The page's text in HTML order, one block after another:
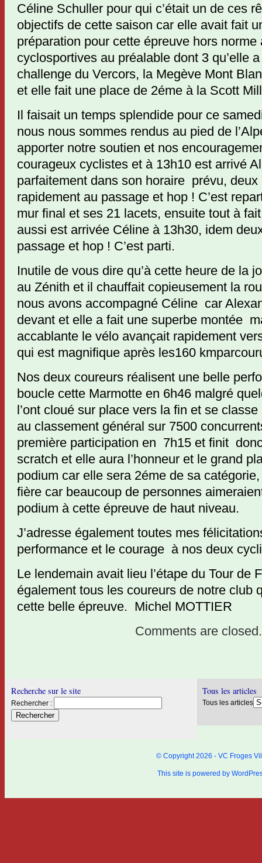
Céline Schuller pour qui c’était un de ces
objectifs de cette saison car elle avait fait
préparation pour cette épreuve hors norme
cyclosportives au préalable dont 3 qu’elle
challenge du Vercors, la Megève Mont
et elle fait une place de 2éme à la Scott
Il faisait un temps splendide pour ce
nous nous sommes rendus au pied de
apporter notre soutien et nos
courageux cyclistes et à 13h10 est arrivé
parfaitement dans son horaire prévu, deux
rapidement au passage et hop ! C’est
mur final et ses 21 lacets, ensuite tout à
aussi est arrivée Céline à 13h30, idem
passage et hop ! C’est parti.
Inutile de vous dire qu’à cette heure de la
au Zénith et il chauffait copieusement la
nous avons accompagné Céline car
devant et elle a fait une superbe montée
accablante le vélo avançait rapidement
qui est magnifique après les160
Nos deux coureurs réalisent une belle
boucle cette Marmotte en 6h46 malgré
l’ont cloué sur place vers la fin et se
au classement général sur 7500
première participation en 7h15 et finit
scratch et elle aura l’honneur et le grand
podium car elle sera 2éme de sa
fière car beaucoup de personnes
podium à cette épreuve de haut niveau.
J’adresse également toutes mes
performance et le courage à nos deux
Le lendemain avait lieu l’étape du Tour de
également tous les coureurs de notre club
cette belle épreuve. Michel MOTTIER
Comments are closed.
Recherche sur le site
Rechercher :
Tous les articles
Tous les articles
© Copyright 2026 - VC Froges
This site is powered by